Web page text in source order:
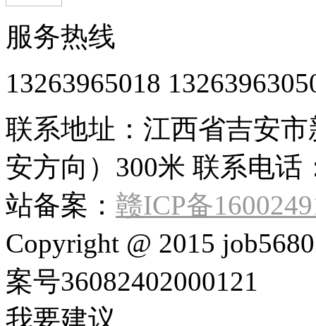
服务热线
13263965018
联系地址：江西省吉安
安方向）300米 联系电话
站备案： 赣ICP备
Copyright @ 2015
案号36082402000121
我要建议